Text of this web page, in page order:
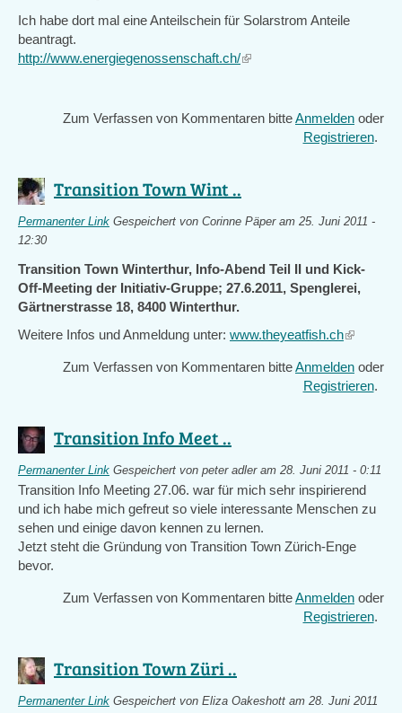
Ich habe dort mal eine Anteilschein für Solarstrom Anteile
beantragt.
http://www.energiegenossenschaft.ch/(link
Zum Verfassen von Kommentaren bitteAnmelden oder
Registrieren.
Transition Town Wint ..
Permanenter Link Gespeichert von Corinne Päperam 25. Juni 2011 -
12:30
Transition Town Winterthur, Info-Abend Teil II und Kick-
Off-Meeting der Initiativ-Gruppe; 27.6.2011, Spenglerei,
Gärtnerstrasse 18, 8400 Winterthur.
Weitere Infos und Anmeldung unter: www.theyeatfish.ch(link
external)
Zum Verfassen von Kommentaren bitteAnmelden oder
Registrieren.
Transition Info Meet ..
Permanenter Link Gespeichert von peter adleram 28. Juni 2011 - 0:11
Transition Info Meeting 27.06. war für mich sehr inspirierend
und ich habe mich gefreut so viele interessante Menschen zu
sehen und einige davon kennen zu lernen.
Jetzt steht die Gründung von Transition Town Zürich-Enge
bevor.
Zum Verfassen von Kommentaren bitteAnmelden oder
Registrieren.
Transition Town Züri ..
Permanenter Link Gespeichert von Eliza Oakeshott am 28. Juni 2011